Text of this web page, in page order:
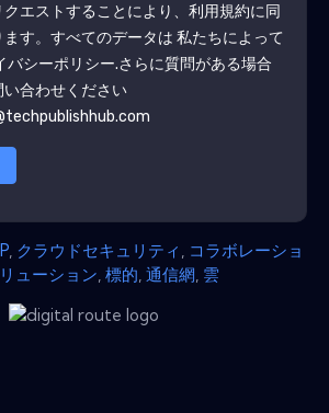
エストすることにより、利用規約に同
す。すべてのデータは 私たちによって
バシーポリシー.さらに質問がある場合
合わせください
クラウドセキュリティ
コラボレーショ
ューション 標的 通信網 雲